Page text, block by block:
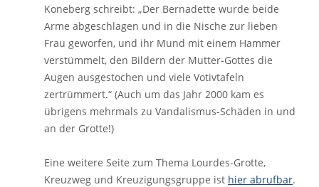
Koneberg schreibt: „Der Bernadette wurde beide
Arme abgeschlagen und in die Nische zur lieben
Frau geworfen, und ihr Mund mit einem Hammer
verstümmelt, den Bildern der Mutter-Gottes die
Augen ausgestochen und viele Votivtafeln
zertrümmert.“ (Auch um das Jahr 2000 kam es
übrigens mehrmals zu Vandalismus-Schäden in und
an der Grotte!)
Eine weitere Seite zum Thema Lourdes-Grotte,
Kreuzweg und Kreuzigungsgruppe ist hier abrufbar.